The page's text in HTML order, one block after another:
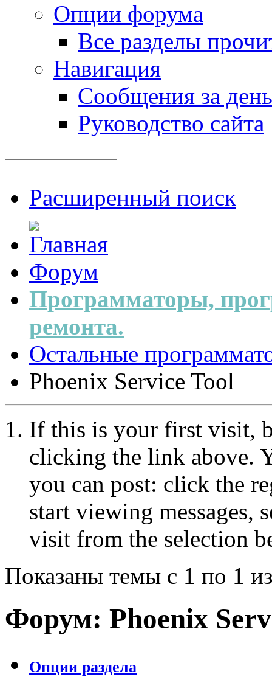
Опции форума
Все разделы
Навигация
Сообщения за день
Руководство сайта
Расширенный поиск
Форум
Программаторы,
ремонта.
Остальные
Phoenix Service Tool
If this is your first visit,
clicking the link above.
you can post: click the
start viewing messages,
visit from the selection
Показаны темы с 1 по 1
Форум: Phoenix
Опции раздела